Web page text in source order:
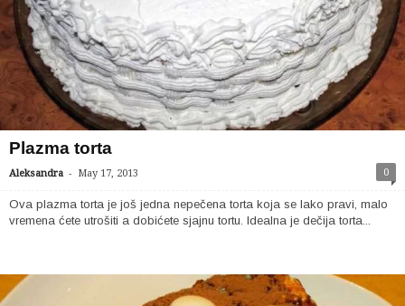
Plazma torta
Aleksandra - May 17, 2013 0
Ova plazma torta je još jedna nepečena torta koja se lako pravi, malo
vremena ćete utrošiti a dobićete sjajnu tortu. Idealna je dečija torta...